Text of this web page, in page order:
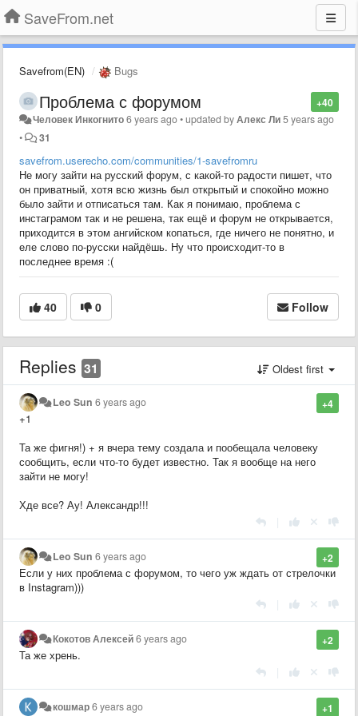
SaveFrom.net
Savefrom(EN) Bugs
+40
Проблема с форумом
Человек Инкогнито6 years ago•updated byАлекс Ли5 years ago
•
31
savefrom.userecho.com/communities/1-savefromru
Не могу зайти на русский форум, с какой-то радости пишет, что
он приватный, хотя всю жизнь был открытый и спокойно можно
было зайти и отписаться там. Как я понимаю, проблема с
инстаграмом так и не решена, так ещё и форум не открывается,
приходится в этом ангийском копаться, где ничего не понятно, и
еле слово по-русски найдёшь. Ну что происходит-то в
последнее время :(
40 0 Follow
Replies 31 Oldest first
+4
Leo Sun 6 years ago
+1
Та же фигня!) + я вчера тему создала и пообещала человеку
сообщить, если что-то будет известно. Так я вообще на него
зайти не могу!
Хде все? Ау! Александр!!!
+2
Leo Sun 6 years ago
Если у них проблема с форумом, то чего уж ждать от стрелочки
в Instagram)))
+2
Кокотов Алексей6 years ago
Та же хрень.
+1
кошмар6 years ago